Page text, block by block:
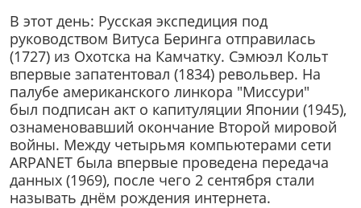
В этот день: Русская экспедиция под
руководством Витуса Беринга отправилась
(1727) из Охотска на Камчатку. Сэмюэл Кольт
впервые запатентовал (1834) револьвер. На
палубе американского линкора "Миссури"
был подписан акт о капитуляции Японии (1945),
ознаменовавший окончание Второй мировой
войны. Между четырьмя компьютерами сети
ARPANET была впервые проведена передача
данных (1969), после чего 2 сентября стали
называть днём рождения интернета.